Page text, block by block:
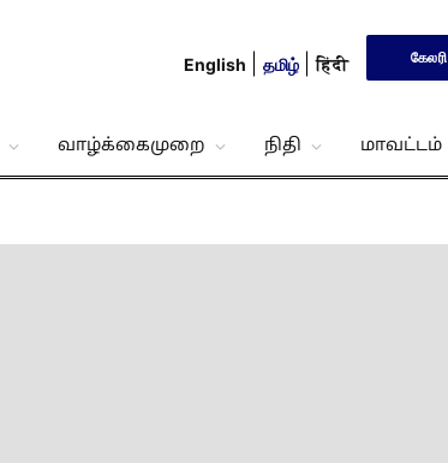
English தமிழ் हिंदी கேலரி
வாழ்க்கைமுறை நிதி மாவட்டம்